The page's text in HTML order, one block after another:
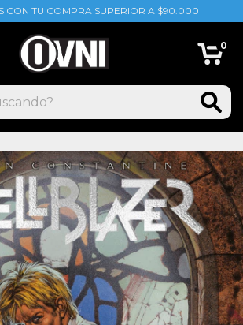
CON TU COMPRA SUPERIOR A $90.000
0